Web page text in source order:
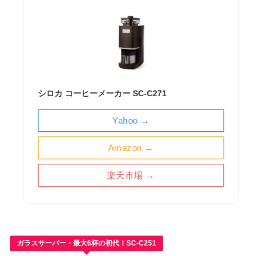
シロカ コーヒーメーカー SC-C271
Amazon →
楽天市場 →
Yahoo →
ガラスサーバー・最大6杯の初代！SC-C251